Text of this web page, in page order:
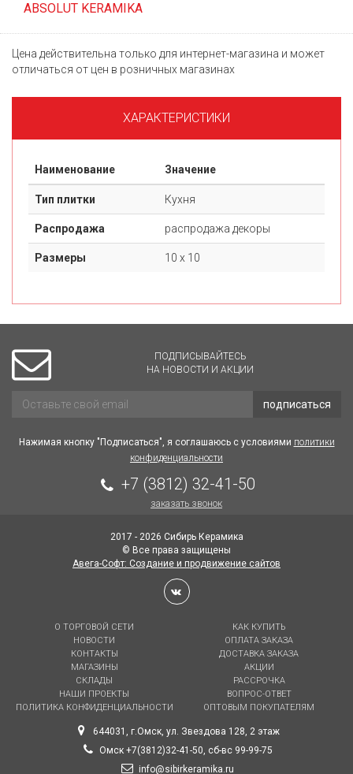
ABSOLUT KERAMIKA
Цена действительна только для интернет-магазина и может
отличаться от цен в розничных магазинах
ХАРАКТЕРИСТИКИ
Наименование Значение
Тип плитки Кухня
Распродажа распродажа декоры
Размеры 10 х 10
ПОДПИСЫВАЙТЕСЬ
НА НОВОСТИ И АКЦИИ
подписаться
Нажимая кнопку "Подписаться", я соглашаюсь с условиями политики
конфиденциальности
+7 (3812) 32-41-50
заказать звонок
2017 - 2026 Сибирь Керамика
© Все права защищены
Авега-Софт: Создание и продвижение сайтов
О ТОРГОВОЙ СЕТИ
НОВОСТИ
КОНТАКТЫ
МАГАЗИНЫ
СКЛАДЫ
НАШИ ПРОЕКТЫ
ПОЛИТИКА КОНФИДЕНЦИАЛЬНОСТИ
КАК КУПИТЬ
ОПЛАТА ЗАКАЗА
ДОСТАВКА ЗАКАЗА
АКЦИИ
РАССРОЧКА
ВОПРОС-ОТВЕТ
ОПТОВЫМ ПОКУПАТЕЛЯМ
644031, г.Омск, ул. Звездова 128, 2 этаж
Омск +7(3812)32-41-50, сб-вс 99-99-75
info@sibirkeramika.ru